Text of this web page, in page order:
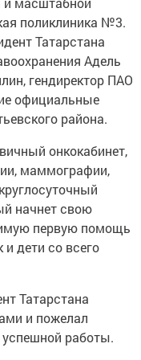
поликлиника №3.
Татарстана
Адель
гендиректор ПАО
официальные
района.
онкокабинет,
маммографии,
начнет свою
первую помощь
и дети со всего
Татарстана
и пожелал
успешной работы.